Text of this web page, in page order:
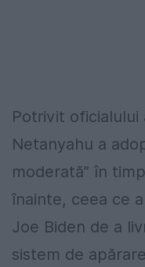
Potrivit oficialului
Netanyahu a
moderată” în
înainte, ceea ce
Joe Biden de a
sistem de